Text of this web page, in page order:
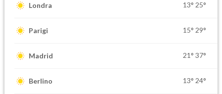
Londra 13° 25°
Parigi 15° 29°
Madrid 21° 37°
Berlino 13° 24°